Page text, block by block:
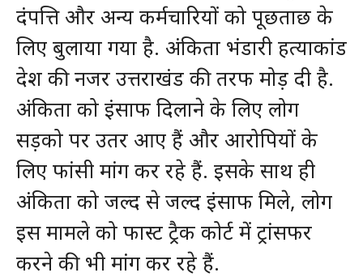
दंपत्ति और अन्य कर्मचारियों को पूछताछ के
लिए बुलाया गया है. अंकिता भंडारी हत्याकांड
देश की नजर उत्तराखंड की तरफ मोड़ दी है.
अंकिता को इंसाफ दिलाने के लिए लोग
सड़को पर उतर आए हैं और आरोपियों के
लिए फांसी मांग कर रहे हैं. इसके साथ ही
अंकिता को जल्द से जल्द इंसाफ मिले, लोग
इस मामले को फास्ट ट्रैक कोर्ट में ट्रांसफर
करने की भी मांग कर रहे हैं.